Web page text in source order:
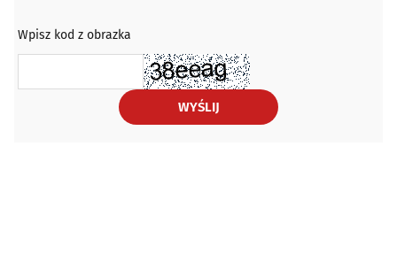
Wpisz kod z obrazka
WYŚLIJ